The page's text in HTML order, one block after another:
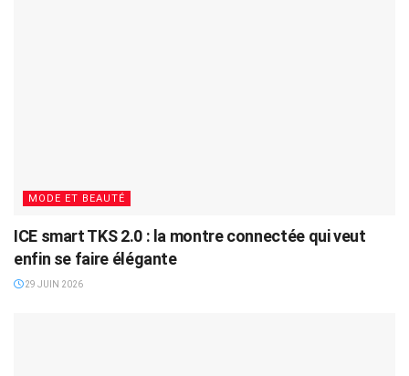
MODE ET BEAUTÉ
ICE smart TKS 2.0 : la montre connectée qui veut
enfin se faire élégante
29 JUIN 2026